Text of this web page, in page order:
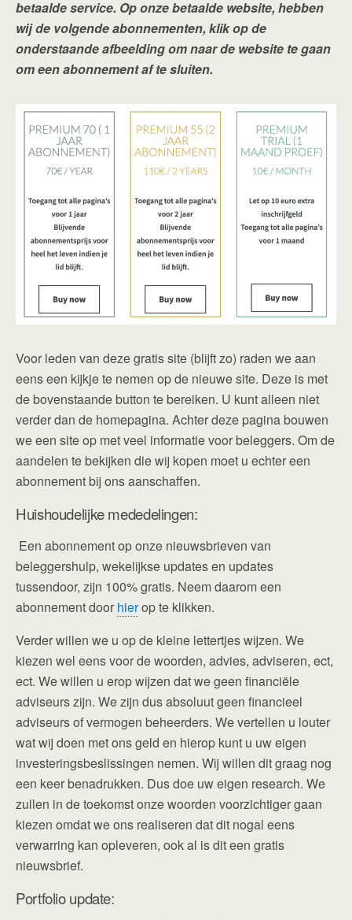
betaalde service. Op onze betaalde website, hebben
wij de volgende abonnementen, klik op de
onderstaande afbeelding om naar de website te gaan
om een abonnement af te sluiten.
Voor leden van deze gratis site (blijft zo) raden we aan
eens een kijkje te nemen op de nieuwe site. Deze is met
de bovenstaande button te bereiken. U kunt alleen niet
verder dan de homepagina. Achter deze pagina bouwen
we een site op met veel informatie voor beleggers. Om de
aandelen te bekijken die wij kopen moet u echter een
abonnement bij ons aanschaffen.
Huishoudelijke mededelingen:
Een abonnement op onze nieuwsbrieven van
beleggershulp, wekelijkse updates en updates
tussendoor, zijn 100% gratis. Neem daarom een
abonnement door hierop te klikken.
Verder willen we u op de kleine lettertjes wijzen. We
kiezen wel eens voor de woorden, advies, adviseren, ect,
ect. We willen u erop wijzen dat we geen financiële
adviseurs zijn. We zijn dus absoluut geen financieel
adviseurs of vermogen beheerders. We vertellen u louter
wat wij doen met ons geld en hierop kunt u uw eigen
investeringsbeslissingen nemen. Wij willen dit graag nog
een keer benadrukken. Dus doe uw eigen research. We
zullen in de toekomst onze woorden voorzichtiger gaan
kiezen omdat we ons realiseren dat dit nogal eens
verwarring kan opleveren, ook al is dit een gratis
nieuwsbrief.
Portfolio update: